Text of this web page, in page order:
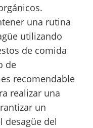
una rutina
utilizando
de comida
de
recomendable
realizar una
un
desagüe del